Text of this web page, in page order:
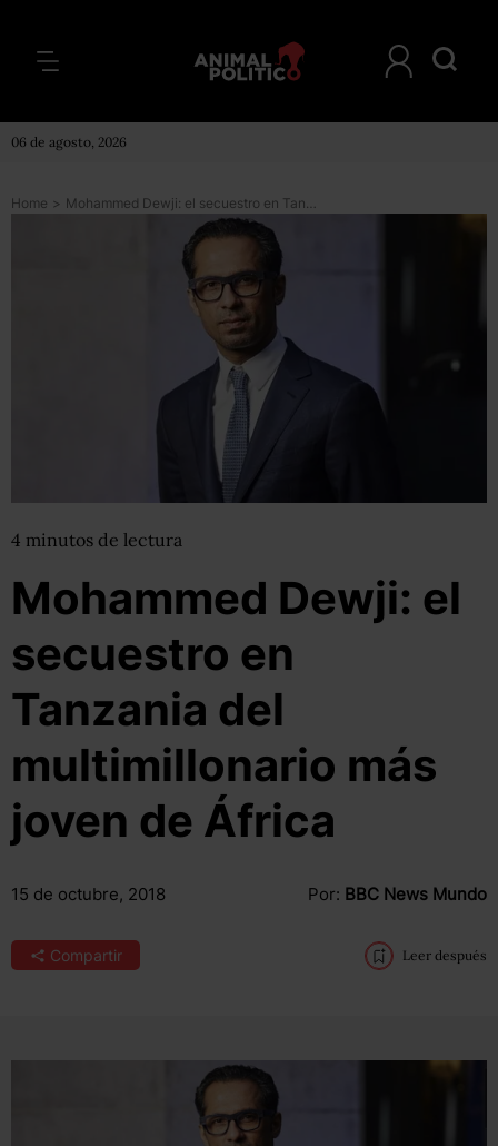
06 de agosto, 2026
Home > Mohammed Dewji: el secuestro en Tanzania del multimillonario más joven de África
4 minutos de lectura
Mohammed Dewji: el
secuestro en
Tanzania del
multimillonario más
joven de África
15 de octubre, 2018 Por: BBC News Mundo
Compartir Leer después